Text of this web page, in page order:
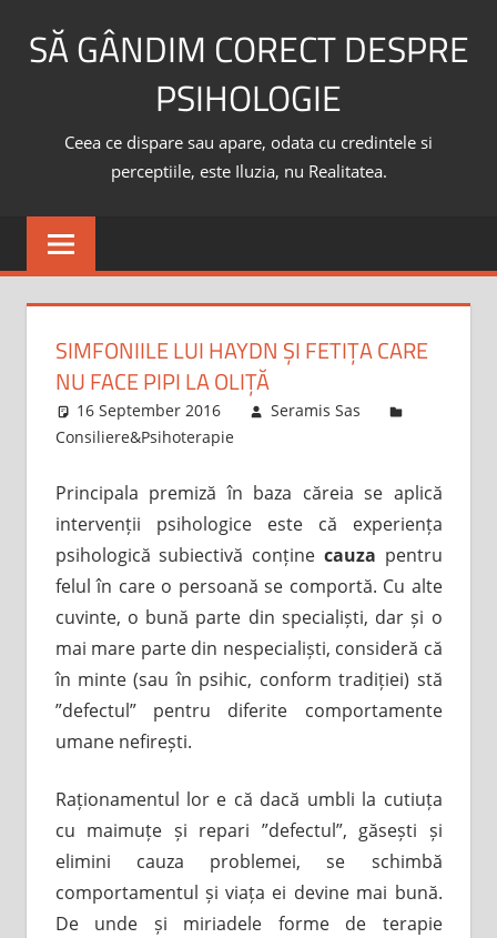
SĂ GÂNDIM CORECT DESPRE
PSIHOLOGIE
Ceea ce dispare sau apare, odata cu credintele si
perceptiile, este Iluzia, nu Realitatea.
SIMFONIILE LUI HAYDN ȘI FETIȚA CARE
NU FACE PIPI LA OLIȚĂ
16 September 2016
Seramis Sas
Consiliere&Psihoterapie
Principala premiză în baza căreia se aplică
intervenții psihologice este că experiența
psihologică subiectivă conține cauza pentru
felul în care o persoană se comportă. Cu alte
cuvinte, o bună parte din specialiști, dar și o
mai mare parte din nespecialiști, consideră că
în minte (sau în psihic, conform tradiției) stă
”defectul” pentru diferite comportamente
umane nefirești.
Raționamentul lor e că dacă umbli la cutiuța
cu maimuțe și repari ”defectul”, găsești și
elimini cauza problemei, se schimbă
comportamentul și viața ei devine mai bună.
De unde și miriadele forme de terapie